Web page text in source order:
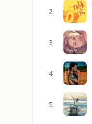
2
3
4
5